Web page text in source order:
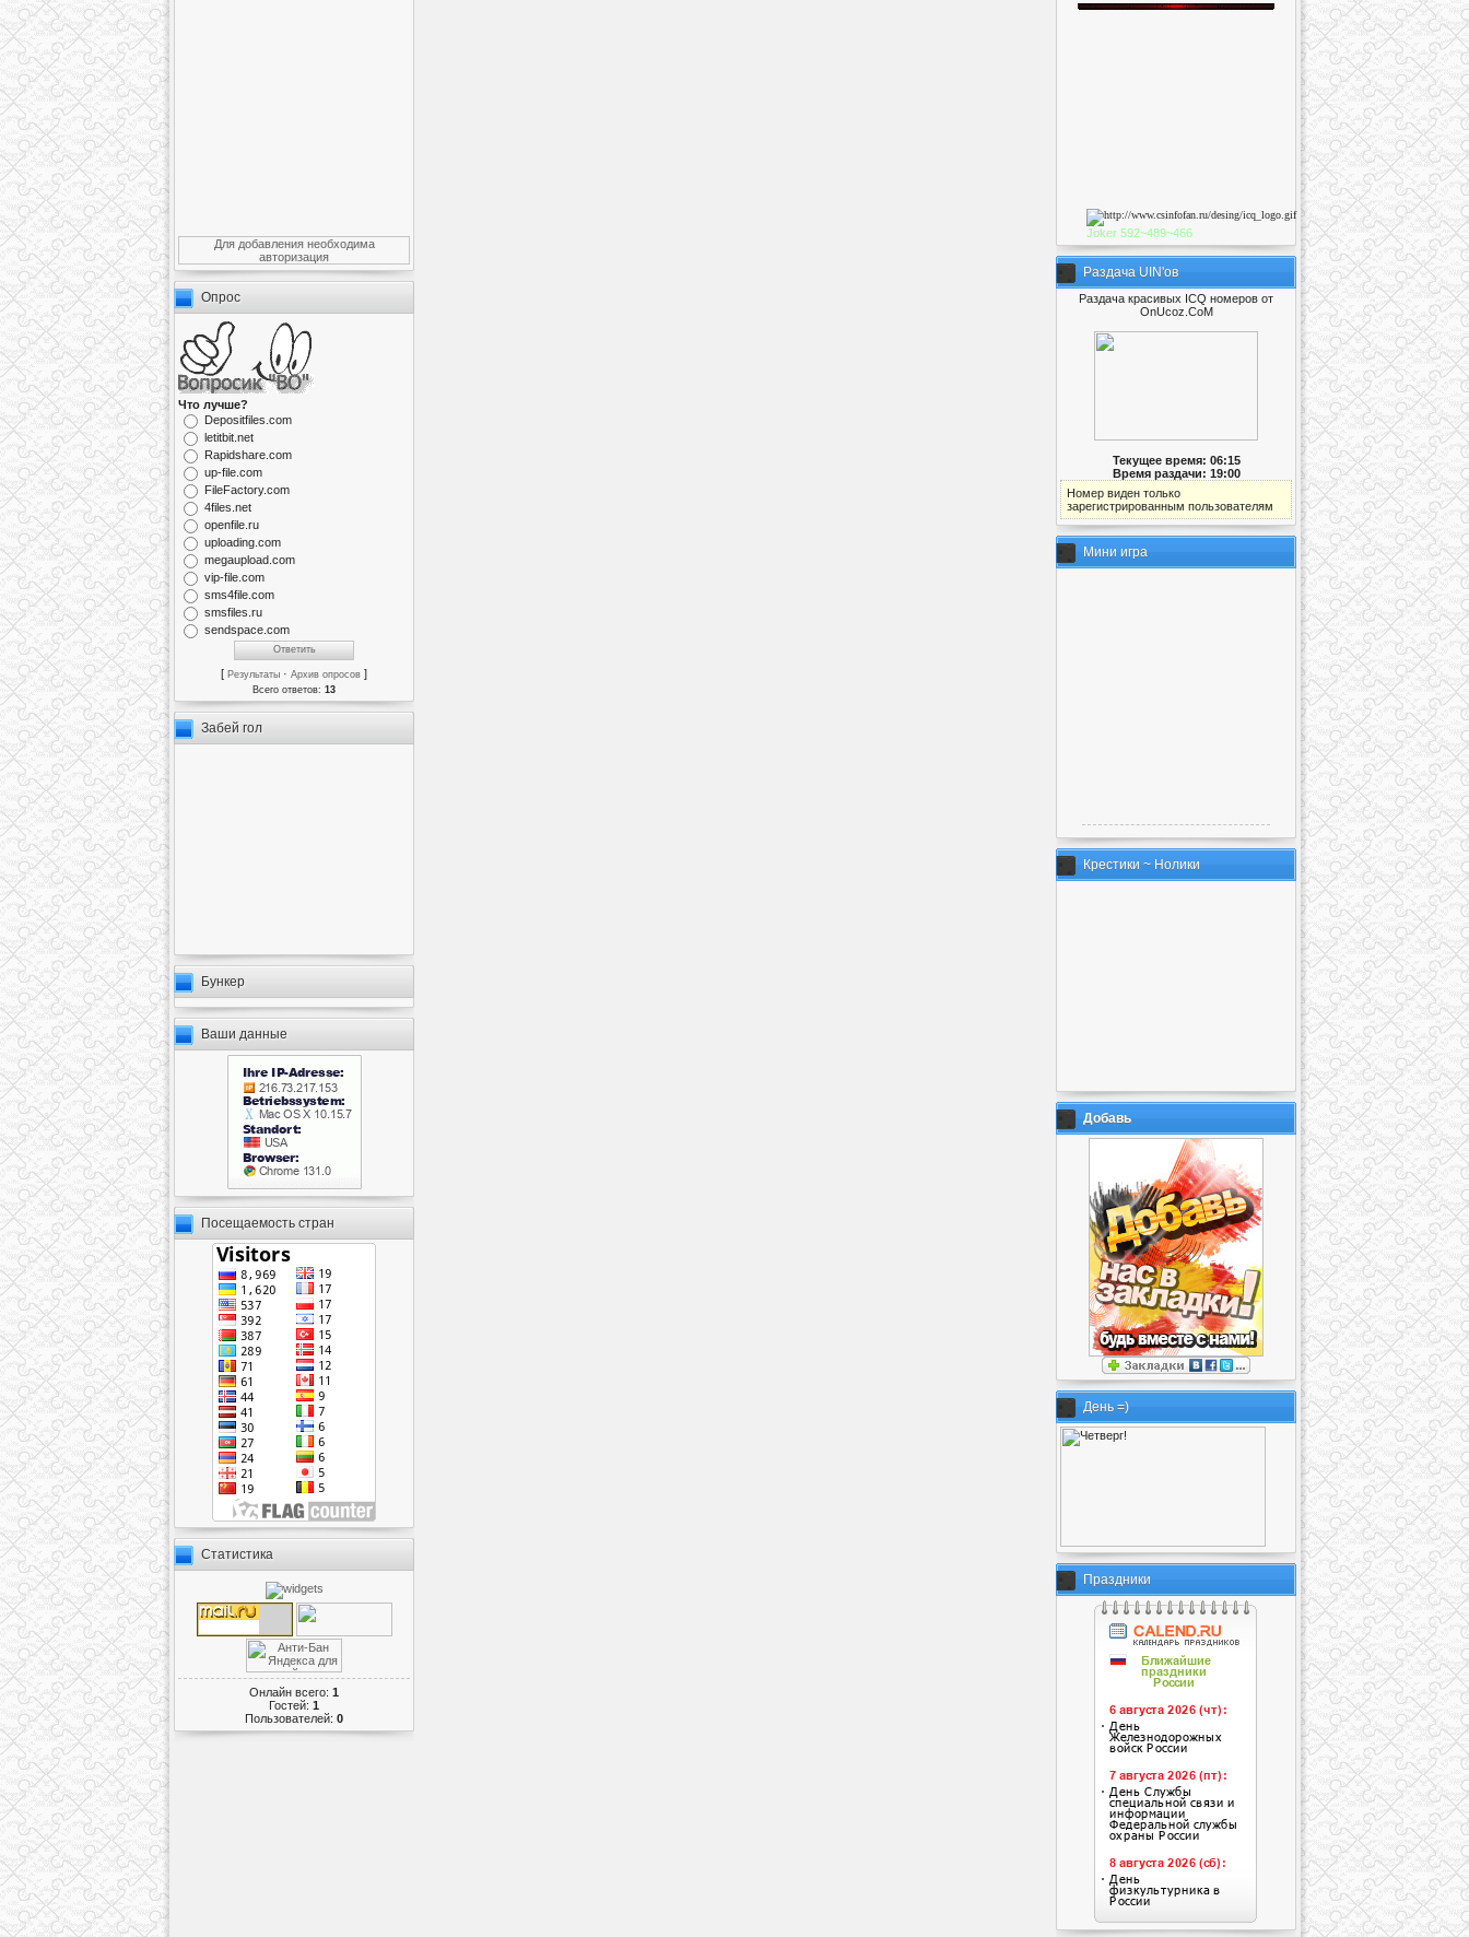
Для добавления необходима
авторизация
Опрос
Что лучше?
Depositfiles.com
letitbit.net
Rapidshare.com
up-file.com
FileFactory.com
4files.net
openfile.ru
uploading.com
megaupload.com
vip-file.com
sms4file.com
smsfiles.ru
sendspace.com
[ Результаты · Архив опросов ]
Всего ответов: 13
Забей гол
Бункер
Ваши данные
Посещаемость стран
Статистика
Онлайн всего: 1
Гостей: 1
Пользователей: 0
Joker 592~489~466
Раздача UIN'ов
Раздача красивых ICQ номеров от
OnUcoz.CoM
Текущее время: 06:15
Время раздачи: 19:00
Номер виден только
зарегистрированным пользователям
Мини игра
Крестики ~ Нолики
Добавь
День =)
Праздники